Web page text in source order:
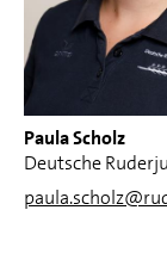
Paula Scholz
Deutsche